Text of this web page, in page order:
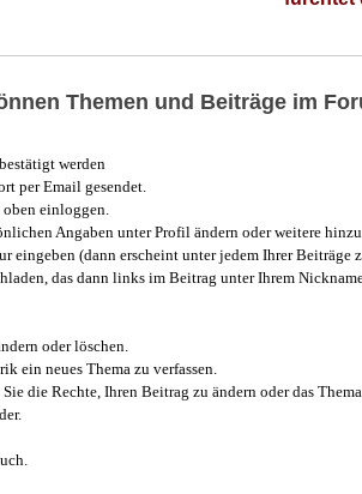
Themen und Beiträge im
werden
per Email gesendet.
einloggen.
Angaben unter Profil ändern oder weitere
eingeben (dann erscheint unter jedem Ihrer Beiträge
das dann links im Beitrag unter Ihrem
oder löschen.
ein neues Thema zu verfassen.
die Rechte, Ihren Beitrag zu ändern oder das